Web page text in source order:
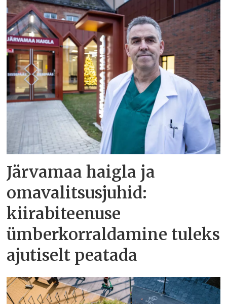
Järvamaa haigla ja
omavalitsusjuhid:
kiirabiteenuse
ümberkorraldamine tuleks
ajutiselt peatada